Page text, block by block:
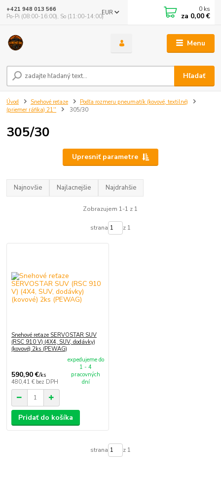
Menu
EUR
Hľadať
+421 948 013 566
Po-Pi (08:00-16:00), So (11:00-14:00)
0 ks
za 0,00 €
Úvod Snehové reťaze
Podľa rozmeru pneumatík (kovové, textilné)
(priemer ráfika) 21''
305/30
305/30
Upresniť parametre
Najnovšie Najlacnejšie Najdrahšie
Zobrazujem 1-1 z 1
strana z 1
Snehové reťaze SERVOSTAR SUV
(RSC 910 V) (4X4, SUV, dodávky)
(kovové) 2ks (PEWAG)
590,90 €/ks
480,41 € bez DPH
expedujeme do
1 - 4
pracovných
dní
Pridať do košíka
strana z 1